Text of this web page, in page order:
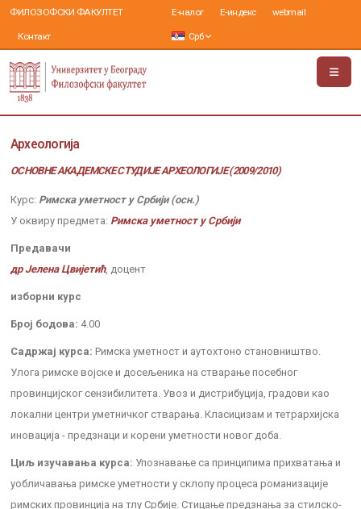
ФИЛОЗОФСКИ ФАКУЛТЕТ
Контакт
Е-налог Е-индекс webmail
Срб
Археологија
ОСНОВНЕ АКАДЕМСКЕ СТУДИЈЕ АРХЕОЛОГИЈЕ (2009/2010)
Курс: Римска уметност у Србији (осн.)
У оквиру предмета: Римска уметност у Србији
Предавачи
др Јелена Цвијетић, доцент
изборни курс
Број бодова: 4.00
Садржај курса: Римска уметност и аутохтоно становништво.
Улога римске војске и досељеника на стварање посебног
провинцијског сензибилитета. Увоз и дистрибуција, градови као
локални центри уметничког стварања. Класицизам и тетрархијска
иновација - предзнаци и корени уметности новог доба.
Циљ изучавања курса: Упознавање са принципима прихватања и
уобличавања римске уметности у склопу процеса романизације
римских провинција на тлу Србије. Стицање предзнања за стилско-